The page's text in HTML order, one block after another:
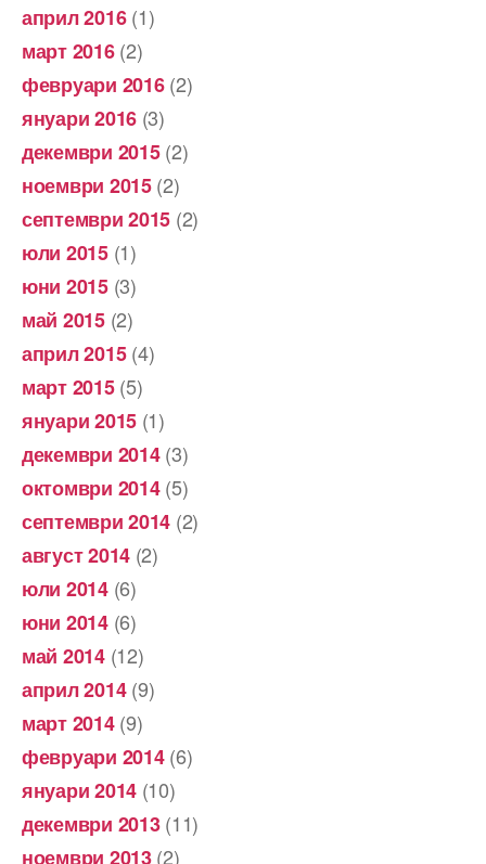
април 2016(1)
март 2016(2)
февруари 2016(2)
януари 2016 (3)
декември 2015(2)
ноември 2015(2)
септември 2015 (2)
юли 2015(1)
юни 2015(3)
май 2015(2)
април 2015(4)
март 2015(5)
януари 2015 (1)
декември 2014(3)
октомври 2014(5)
септември 2014 (2)
август 2014 (2)
юли 2014(6)
юни 2014(6)
май 2014(12)
април 2014(9)
март 2014(9)
февруари 2014(6)
януари 2014 (10)
декември 2013(11)
ноември 2013(2)